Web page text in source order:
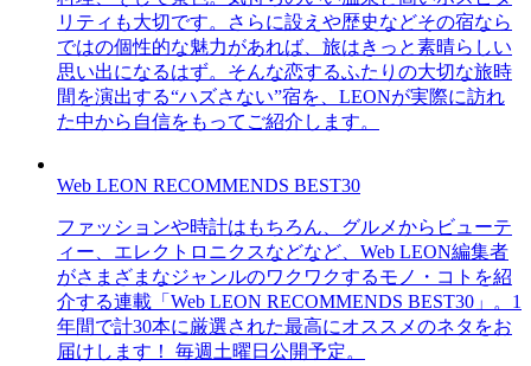
リティも大切です。さらに設えや歴史などその宿なら
ではの個性的な魅力があれば、旅はきっと素晴らしい
思い出になるはず。そんな恋するふたりの大切な旅時
間を演出する“ハズさない”宿を、LEONが実際に訪れ
た中から自信をもってご紹介します。
Web LEON RECOMMENDS BEST30
ファッションや時計はもちろん、グルメからビューテ
ィー、エレクトロニクスなどなど、Web LEON編集者
がさまざまなジャンルのワクワクするモノ・コトを紹
介する連載「Web LEON RECOMMENDS BEST30」。1
年間で計30本に厳選された最高にオススメのネタをお
届けします！ 毎週土曜日公開予定。